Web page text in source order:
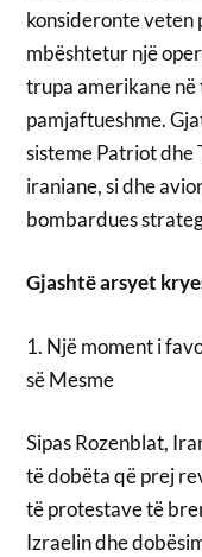
konsideronte veten
mbështetur një
trupa amerikane
pamjaftueshme.
sisteme Patriot
iraniane, si dhe
bombardues
Gjashtë arsyet
1. Një moment i
së Mesme
Sipas Rozenblat,
të dobëta që prej
të protestave të
Izraelin dhe